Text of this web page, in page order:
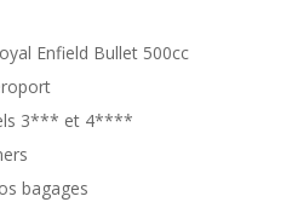
Enfield Bullet 500cc
3*** et 4****
bagages